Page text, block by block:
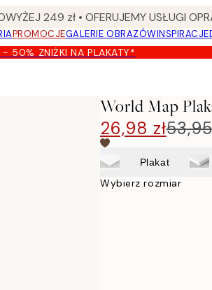
249 zł • OFERUJEMY USŁUGI
PROMOCJEGALERIE OBRAZÓWINSPIRACJE
- 50% ZNIŻKI NA PLAKATY*
World Map
26,98 zł
Plakat
Wybierz rozmiar